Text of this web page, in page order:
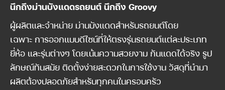
นึกถึงม่านบังแดดรถยนต์ นึกถึง Groovy
ผู้ผลิตและจำหน่าย ม่านบังแดดสำหรับรถยนต์โดย
เฉพาะ การออกแบบดีไซน์ที่ให้ตรงรุ่นรถยนต์แต่ละประเภท
ยี่ห้อ และรุ่นต่างๆ โดยเน้นความสวยงาม กันแดดได้จริง รูป
ลักษณ์ทันสมัย ติดตั้งง่ายสะดวกในการใช้งาน วัสดุที่นำมา
ผลิตต้องปลอดภัยสำหรับทุกคนในครอบครัว